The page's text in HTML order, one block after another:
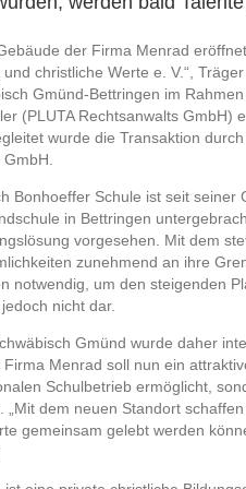
der Firma Menrad
christliche Werte e. V.“,
Gmünd-Bettringen im
(PLUTA Rechtsanwalts GmbH)
wurde die Transaktion
Bonhoeffer Schule ist seit seiner
in Bettringen
vorgesehen. Mit dem
zunehmend an ihre
notwendig, um den steigenden
nicht dar.
Gmünd wurde daher
Menrad soll nun ein
Schulbetrieb ermöglicht,
„Mit dem neuen Standort
gemeinsam gelebt werden